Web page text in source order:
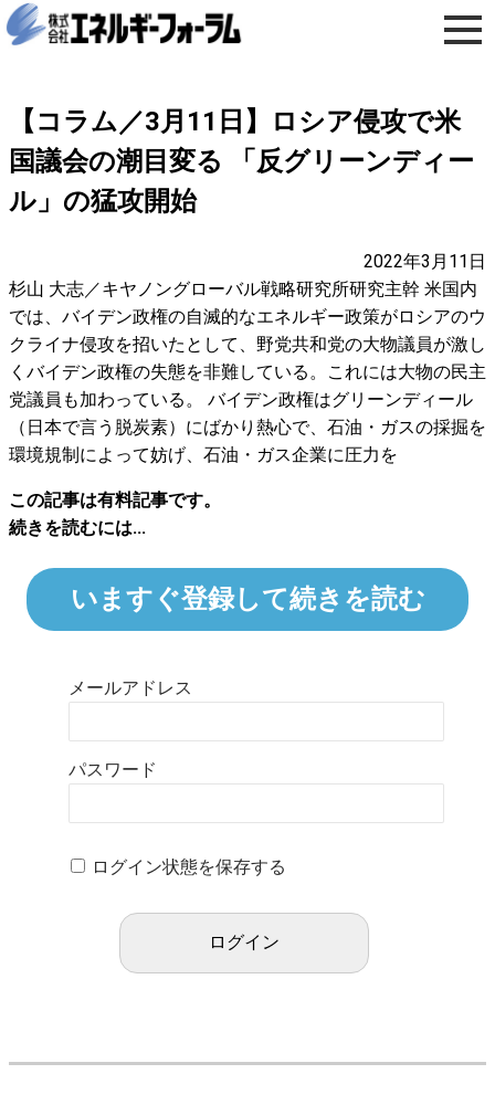
【コラム／3月11日】ロシア侵攻で米
国議会の潮目変る 「反グリーンディー
ル」の猛攻開始
2022年3月11日
杉山 大志／キヤノングローバル戦略研究所研究主幹 米国内
では、バイデン政権の自滅的なエネルギー政策がロシアのウ
クライナ侵攻を招いたとして、野党共和党の大物議員が激し
くバイデン政権の失態を非難している。これには大物の民主
党議員も加わっている。 バイデン政権はグリーンディール
（日本で言う脱炭素）にばかり熱心で、石油・ガスの採掘を
環境規制によって妨げ、石油・ガス企業に圧力を
この記事は有料記事です。
続きを読むには...
いますぐ登録して続きを読む
メールアドレス
パスワード
ログイン状態を保存する